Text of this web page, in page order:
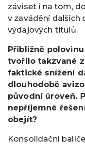
záviset i na tom,
v zavádění dalších
výdajových titulů.
Přibližně
tvořilo takzvané
faktické snížení
dlouhodobě
původní úroveň.
nepříjemné
obejít?
Konsolidační